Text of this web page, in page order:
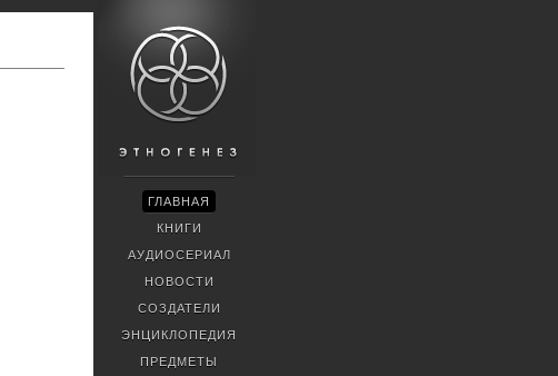
ГЛАВНАЯ
КНИГИ
АУДИОСЕРИАЛ
НОВОСТИ
СОЗДАТЕЛИ
ЭНЦИКЛОПЕДИЯ
ПРЕДМЕТЫ